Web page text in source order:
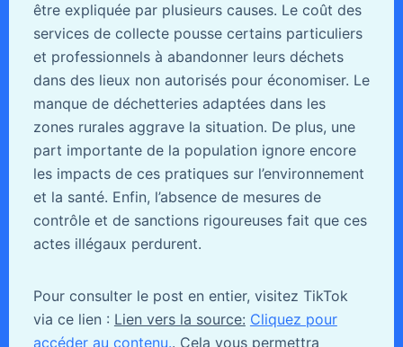
être expliquée par plusieurs causes. Le coût des
services de collecte pousse certains particuliers
et professionnels à abandonner leurs déchets
dans des lieux non autorisés pour économiser. Le
manque de déchetteries adaptées dans les
zones rurales aggrave la situation. De plus, une
part importante de la population ignore encore
les impacts de ces pratiques sur l’environnement
et la santé. Enfin, l’absence de mesures de
contrôle et de sanctions rigoureuses fait que ces
actes illégaux perdurent.
Pour consulter le post en entier, visitez TikTok
via ce lien : Lien vers la source: Cliquez pour
accéder au contenu.. Cela vous permettra